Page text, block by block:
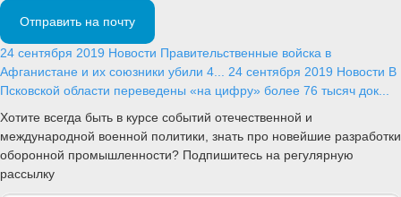
Отправить на почту
24 сентября 2019 Новости Правительственные войска в
Афганистане и их союзники убили 4... 24 сентября 2019 Новости В
Псковской области переведены «на цифру» более 76 тысяч док...
Хотите всегда быть в курсе событий отечественной и
международной военной политики, знать про новейшие разработки
оборонной промышленности? Подпишитесь на регулярную
рассылку